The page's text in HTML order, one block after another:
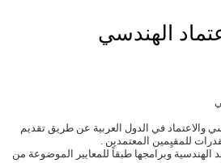
الهندسي
والاعتماد في الدول العربية عن طريق تقديم
للمقيِمين المعتمدين .
الهندسية وبرامجها طبقاً للمعايير الموضوعة من